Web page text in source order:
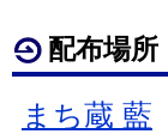
配布場所
まち蔵 藍